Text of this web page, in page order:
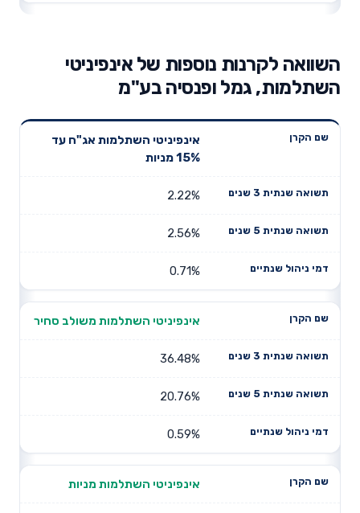
השוואה לקרנות נוספות של אינפיניטי
השתלמות, גמל ופנסיה בע"מ
שנתית 3
תשואה
דמי ניהול
אינפיניטי השתלמות אג"ח עד
15% מניות
2.22%
2.56%
0.71%
אינפיניטי השתלמות משולב סחיר
36.48%
20.76%
0.59%
אינפיניטי השתלמות מניות